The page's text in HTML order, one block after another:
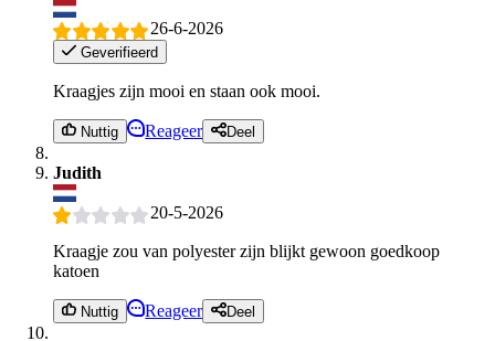
26-6-2026
Geverifieerd
Kraagjes zijn mooi en staan ook mooi.
Nuttig Reageer Deel
Judith
20-5-2026
Kraagje zou van polyester zijn blijkt gewoon goedkoop
katoen
Nuttig Reageer Deel